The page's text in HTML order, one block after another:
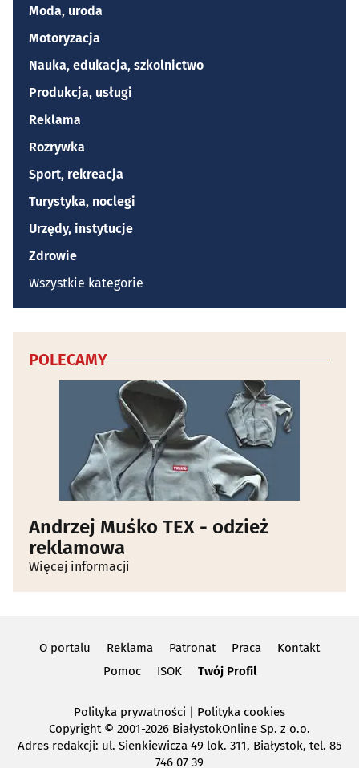
Moda, uroda
Motoryzacja
Nauka, edukacja, szkolnictwo
Produkcja, usługi
Reklama
Rozrywka
Sport, rekreacja
Turystyka, noclegi
Urzędy, instytucje
Zdrowie
Wszystkie kategorie
POLECAMY
Andrzej Muśko TEX - odzież
reklamowa
Więcej informacji
O portalu Reklama Patronat Praca
Kontakt
Pomoc
ISOK Twój Profil
Polityka prywatności
Polityka cookies
Copyright© 2001-2026 BiałystokOnline Sp. z o.o.
Adres redakcji: ul. Sienkiewicza 49 lok. 311, Białystok, tel. 85
746 07 39